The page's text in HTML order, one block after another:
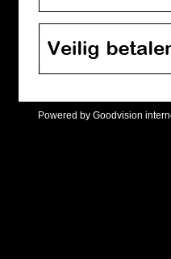
Powered by Goodvision